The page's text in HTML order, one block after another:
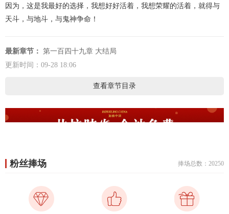
因为，这是我最好的选择，我想好好活着，我想荣耀的活着，就得与
天斗，与地斗，与鬼神争命！
最新章节： 第一百四十九章 大结局
更新时间：09-28 18:06
查看章节目录
粉丝捧场 捧场总数：20250